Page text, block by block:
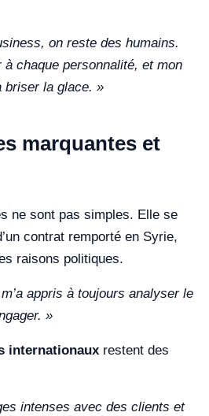
on reste des humains.
à chaque personnalité, et mon
briser la glace. »
marquantes et
ne sont pas simples. Elle se
contrat remporté en Syrie,
raisons politiques.
appris à toujours analyser le
»
internationaux restent des
intenses avec des clients et